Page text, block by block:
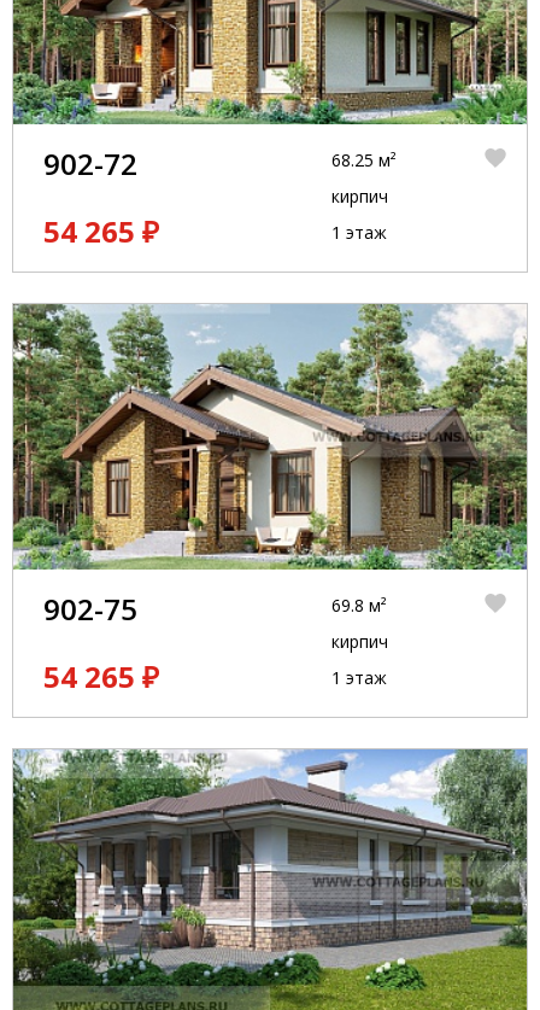
902-72
54 265 ₽
68.25 м²
кирпич
1 этаж
902-75
54 265 ₽
69.8 м²
кирпич
1 этаж